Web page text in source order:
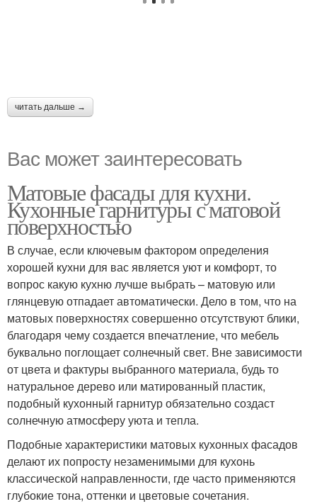
читать дальше →
Вас может заинтересовать
Матовые фасады для кухни.
Кухонные гарнитуры с матовой
поверхностью
В случае, если ключевым фактором определения
хорошей кухни для вас является уют и комфорт, то
вопрос какую кухню лучше выбрать – матовую или
глянцевую отпадает автоматически. Дело в том, что на
матовых поверхностях совершенно отсутствуют блики,
благодаря чему создается впечатление, что мебель
буквально поглощает солнечный свет. Вне зависимости
от цвета и фактуры выбранного материала, будь то
натуральное дерево или матированный пластик,
подобный кухонный гарнитур обязательно создаст
солнечную атмосферу уюта и тепла.
Подобные характеристики матовых кухонных фасадов
делают их попросту незаменимыми для кухонь
классической направленности, где часто применяются
глубокие тона, оттенки и цветовые сочетания.